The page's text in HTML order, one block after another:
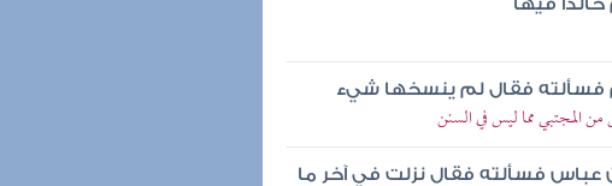
فيها
فسألته فقال لم ينسخها شيء
المجتبي مما ليس في السنن
عباس فسألته فقال نزلت في آخر ما